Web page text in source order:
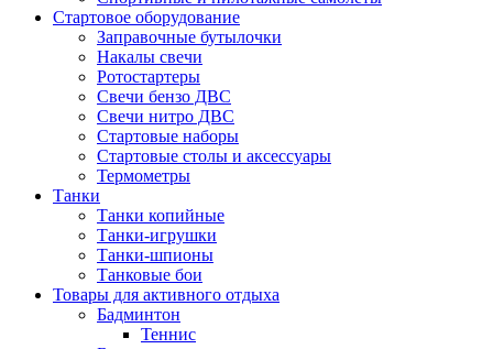
Стартовое оборудование
Заправочные бутылочки
Накалы свечи
Ротостартеры
Свечи бензо ДВС
Свечи нитро ДВС
Стартовые наборы
Стартовые столы и аксессуары
Термометры
Танки
Танки копийные
Танки-игрушки
Танки-шпионы
Танковые бои
Товары для активного отдыха
Бадминтон
Теннис